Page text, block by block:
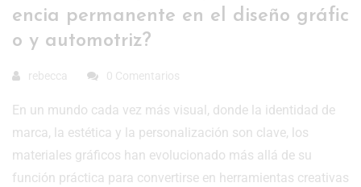
encia permanente en el diseño gráfic
o y automotriz?
rebecca 0 Comentarios
En un mundo cada vez más visual, donde la identidad de
marca, la estética y la personalización son clave, los
materiales gráficos han evolucionado más allá de su
función práctica para convertirse en herramientas creativas